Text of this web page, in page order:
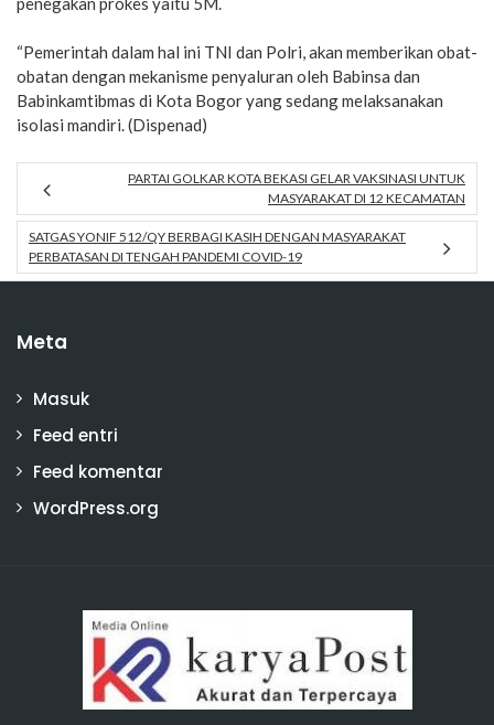
“Pemerintah dalam hal ini TNI dan Polri, akan memberikan obat-
obatan dengan mekanisme penyaluran oleh Babinsa dan
Babinkamtibmas di Kota Bogor yang sedang melaksanakan
isolasi mandiri. (Dispenad)
PARTAI GOLKAR KOTA BEKASI GELAR VAKSINASI UNTUK
MASYARAKAT DI 12 KECAMATAN
SATGAS YONIF 512/QY BERBAGI KASIH DENGAN MASYARAKAT
PERBATASAN DI TENGAH PANDEMI COVID-19
Meta
Masuk
Feed entri
Feed komentar
WordPress.org